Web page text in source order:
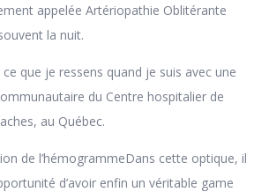
appelée Artériopathie Oblitérante
la nuit.
que je ressens quand je suis avec une
du Centre hospitalier de
au Québec.
de l’hémogrammeDans cette optique, il
d’avoir enfin un véritable game